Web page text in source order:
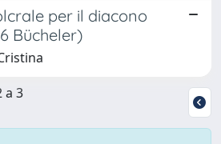
per il diacono
Bücheler)
a 3